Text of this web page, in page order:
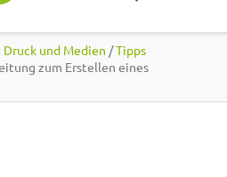
Druck und Medien /Tipps
zum Erstellen eines